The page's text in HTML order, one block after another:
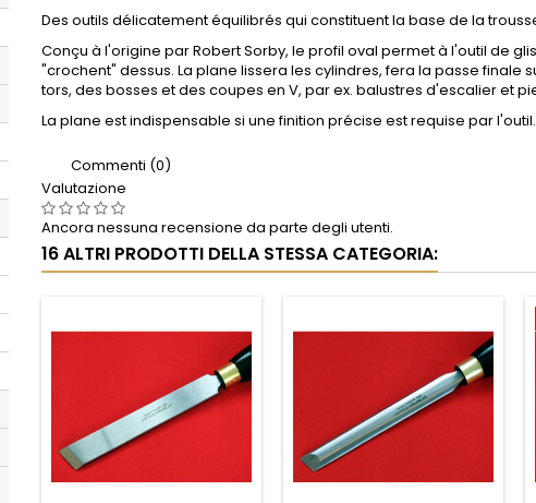
Toggle
Toggle
Toggle
Toggle
Toggle
Toggle
Des outils délicatement équilibrés qui constituent la base de la
Conçu à l'origine par Robert Sorby, le profil oval permet à l'outil de
"crochent" dessus. La plane lissera les cylindres, fera la passe finale
tors, des bosses et des coupes en V, par ex. balustres d'escalier et
La plane estindispensable si une finition précise est requise par l'outil.
Commenti (0)
Valutazione
Ancora nessuna recensione da parte degli utenti.
16 ALTRI PRODOTTI DELLA STESSA CATEGORIA: